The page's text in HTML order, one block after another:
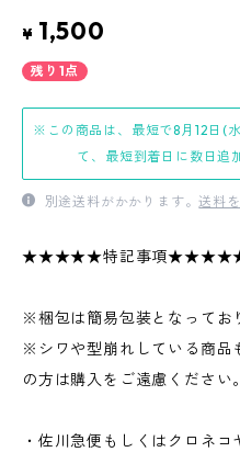
¥ 1,500
残り1点
※この商品は、最短で8月12日(
て、最短到着日に数日追
別途送料がかかります。送料
★★★★★特記事項
※梱包は簡易包装となってお
※シワや型崩れしている商品
の方は購入をご遠慮ください。
・佐川急便もしくはクロネコ